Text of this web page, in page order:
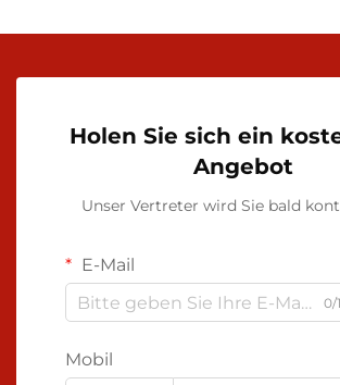
Holen Sie sich ein
Angebot
Unser Vertreter wird Sie bald
E-Mail
0/
Mobil